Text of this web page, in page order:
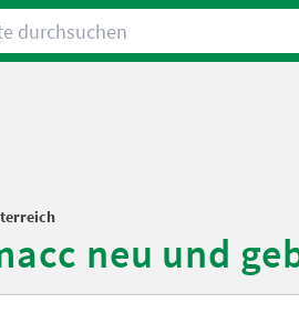
neu und